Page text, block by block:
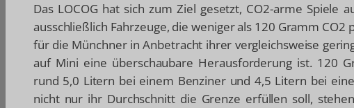
Das LOCOG hat sich zum Ziel gesetzt, CO2-arme Spiele
ausschließlich Fahrzeuge, die weniger als 120 Gramm
für die Münchner in Anbetracht ihrer vergleichsweise
auf Mini eine überschaubare Herausforderung ist. 120
rund 5,0 Litern bei einem Benziner und 4,5 Litern bei
nicht nur ihr Durchschnitt die Grenze erfüllen soll,